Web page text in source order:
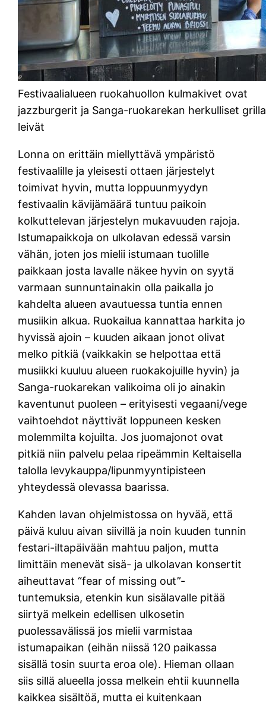
Festivaalialueen ruokahuollon kulmakivet ovat
jazzburgerit ja Sanga-ruokarekan herkulliset
leivät
Lonna on erittäin miellyttävä ympäristö
festivaalille ja yleisesti ottaen järjestelyt
toimivat hyvin, mutta loppuunmyydyn
festivaalin kävijämäärä tuntuu paikoin
kolkuttelevan järjestelyn mukavuuden rajoja.
Istumapaikkoja on ulkolavan edessä varsin
vähän, joten jos mielii istumaan tuolille
paikkaan josta lavalle näkee hyvin on syytä
varmaan sunnuntainakin olla paikalla jo
kahdelta alueen avautuessa tuntia ennen
musiikin alkua. Ruokailua kannattaa harkita jo
hyvissä ajoin – kuuden aikaan jonot olivat
melko pitkiä (vaikkakin se helpottaa että
musiikki kuuluu alueen ruokakojuille hyvin) ja
Sanga-ruokarekan valikoima oli jo ainakin
kaventunut puoleen – erityisesti vegaani/vege
vaihtoehdot näyttivät loppuneen kesken
molemmilta kojuilta. Jos juomajonot ovat
pitkiä niin palvelu pelaa ripeämmin Keltaisella
talolla levykauppa/lipunmyyntipisteen
yhteydessä olevassa baarissa.
Kahden lavan ohjelmistossa on hyvää, että
päivä kuluu aivan siivillä ja noin kuuden tunnin
festari-iltapäivään mahtuu paljon, mutta
limittäin menevät sisä- ja ulkolavan konsertit
aiheuttavat “fear of missing out”-
tuntemuksia, etenkin kun sisälavalle pitää
siirtyä melkein edellisen ulkosetin
puolessavälissä jos mielii varmistaa
istumapaikan (eihän niissä 120 paikassa
sisällä tosin suurta eroa ole). Hieman ollaan
siis sillä alueella jossa melkein ehtii kuunnella
kaikkea sisältöä, mutta ei kuitenkaan